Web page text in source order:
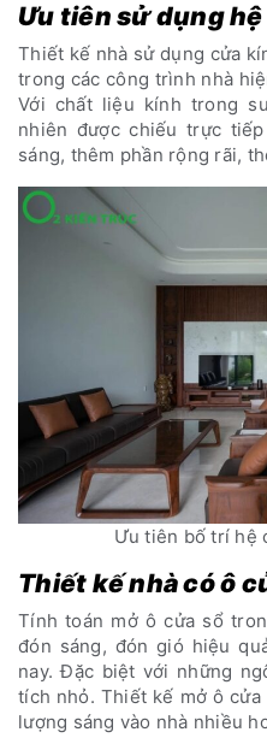
Ưu tiên sử dụng
Thiết kế nhà sử dụng cửa
trong các công trình nhà
Với chất liệu kính trong
nhiên được chiếu trực
sáng, thêm phần rộng rãi,
Ưu tiên bố trí hệ
Thiết kế nhà có ô
Tính toán mở ô cửa sổ
đón sáng, đón gió hiệu
nay. Đặc biệt với những
tích nhỏ. Thiết kế mở ô
lượng sáng vào nhà nhiều